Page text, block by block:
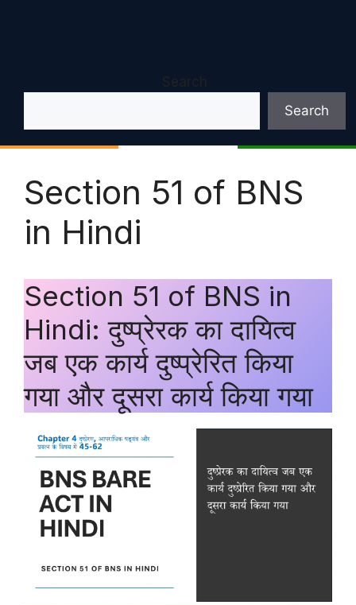
Search
Search
Section 51 of BNS
in Hindi
Section 51 of BNS in
Hindi: दुष्प्रेरक का दायित्व
जब एक कार्य दुष्प्रेरित किया
गया और दूसरा कार्य किया गया